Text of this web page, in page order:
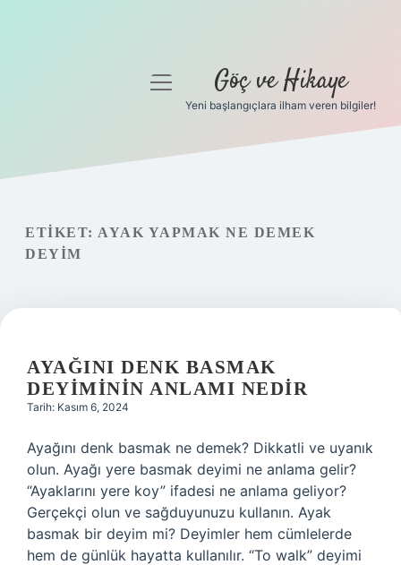
Gizlilik Politikası
Hakkımızda
menüyü
Göç ve Hikaye
Yeni başlangıçlara ilham veren bilgiler!
ETIKET: AYAK YAPMAK NE DEMEK
DEYIM
AYAĞINI DENK BASMAK
DEYIMININ ANLAMI NEDIR
Tarih: Kasım 6, 2024
Ayağını denk basmak ne demek? Dikkatli ve uyanık
olun. Ayağı yere basmak deyimi ne anlama gelir?
“Ayaklarını yere koy” ifadesi ne anlama geliyor?
Gerçekçi olun ve sağduyunuzu kullanın. Ayak
basmak bir deyim mi? Deyimler hem cümlelerde
hem de günlük hayatta kullanılır. “To walk” deyimi